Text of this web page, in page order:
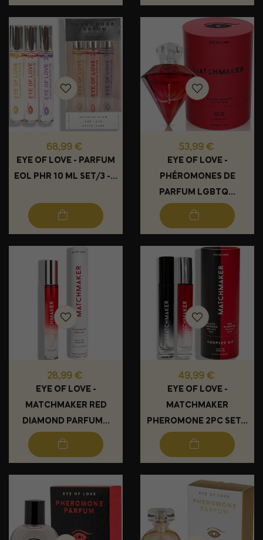
Prix
68,99 €
EYE OF LOVE - PARFUM
EOL PHR 10 ML SET/3 -...
Prix
53,99 €
EYE OF LOVE -
PHÉROMONES DE
PARFUM LGBTQ...
Prix
28,99 €
EYE OF LOVE -
MATCHMAKER RED
DIAMOND PARFUM...
Prix
49,99 €
EYE OF LOVE -
MATCHMAKER
PHEROMONE 2PC SET...